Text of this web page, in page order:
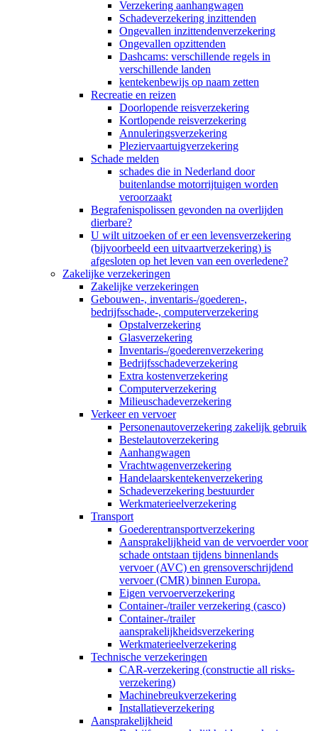
Verzekering aanhangwagen
Schadeverzekering inzittenden
Ongevallen inzittendenverzekering
Ongevallen opzittenden
Dashcams: verschillende regels in
verschillende landen
kentekenbewijs op naam zetten
Recreatie en reizen
Doorlopende reisverzekering
Kortlopende reisverzekering
Annuleringsverzekering
Pleziervaartuigverzekering
Schade melden
schades die in Nederland door
buitenlandse motorrijtuigen worden
veroorzaakt
Begrafenispolissen gevonden na overlijden
dierbare?
U wilt uitzoeken of er een levensverzekering
(bijvoorbeeld een uitvaartverzekering) is
afgesloten op het leven van een overledene?
Zakelijke verzekeringen
Zakelijke verzekeringen
Gebouwen-, inventaris-/goederen-,
bedrijfsschade-, computerverzekering
Opstalverzekering
Glasverzekering
Inventaris-/goederenverzekering
Bedrijfsschadeverzekering
Extra kostenverzekering
Computerverzekering
Milieuschadeverzekering
Verkeer en vervoer
Personenautoverzekering zakelijk gebruik
Bestelautoverzekering
Aanhangwagen
Vrachtwagenverzekering
Handelaarskentekenverzekering
Schadeverzekering bestuurder
Werkmaterieelverzekering
Transport
Goederentransportverzekering
Aansprakelijkheid van de vervoerder voor
schade ontstaan tijdens binnenlands
vervoer (AVC) en grensoverschrijdend
vervoer (CMR) binnen Europa.
Eigen vervoerverzekering
Container-/trailer verzekering (casco)
Container-/trailer
aansprakelijkheidsverzekering
Werkmaterieelverzekering
Technische verzekeringen
CAR-verzekering (constructie all risks-
verzekering)
Machinebreukverzekering
Installatieverzekering
Aansprakelijkheid